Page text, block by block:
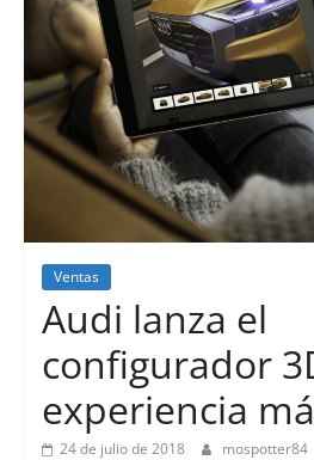
Ventas
Audi lanza el
configurador
experiencia
24 de julio de 2018 mospotter84